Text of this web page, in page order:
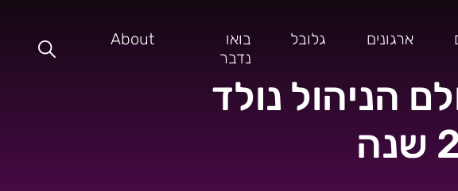
ארגונים גלובל
בואו
נדבר
About
הניהול נולד